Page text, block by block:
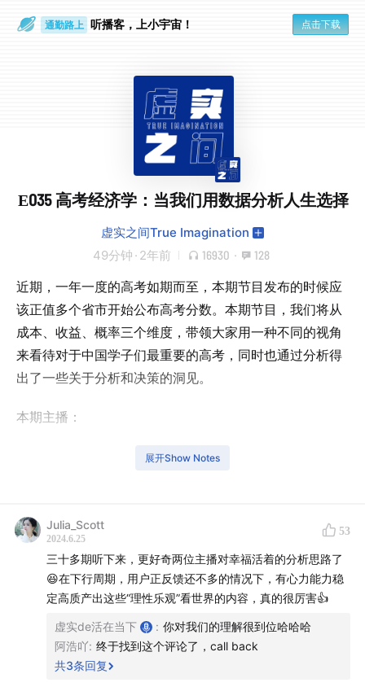
通勤路上 听播客，上小宇宙！ 点击下载
E035 高考经济学：当我们用数据分析人生选择
虚实之间True Imagination
49分钟 · 2年前 16930 · 128
近期，一年一度的高考如期而至，本期节目发布的时候应
该正值多个省市开始公布高考分数。本期节目，我们将从
成本、收益、概率三个维度，带领大家用一种不同的视角
来看待对于中国学子们最重要的高考，同时也通过分析得
出了一些关于分析和决策的洞见。
本期主播：
01:43 “高考经济学”并非“高考经济”
“高考是一种选择”的含义
从学前三年到大学本科毕业的家庭教育成本支出
展开Show Notes
Julia_Scott
2024.6.25
53
三十多期听下来，更好奇两位主播对幸福活着的分析思路了
😆在下行周期，用户正反馈还不多的情况下，有心力能力稳
定高质产出这些“理性乐观”看世界的内容，真的很厉害👍
虚实de活在当下 : 你对我们的理解很到位哈哈哈
阿浩吖: 终于找到这个评论了，call back
共3条回复